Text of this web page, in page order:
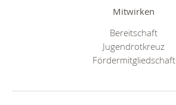
Mitwirken
Bereitschaft
Jugendrotkreuz
Fördermitgliedschaft